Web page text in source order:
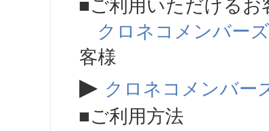
■ご利用いただけるお
クロネコメンバーズ
客様
▶ クロネコメンバー
■ご利用方法